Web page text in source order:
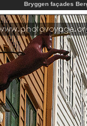
Bryggen façades